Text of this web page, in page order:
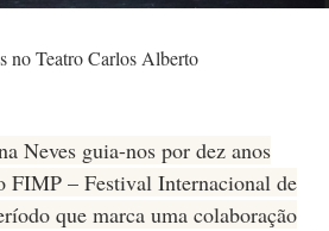
no Teatro Carlos Alberto
Neves guia-nos por dez anos
FIMP – Festival Internacional de
que marca uma colaboração